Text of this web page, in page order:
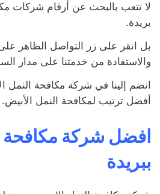
لا تتعب بالبحث عن أرقام شركات
بريدة.
بل انقر على زر التواصل الظاهر
والاستفادة من خدمتنا على مدار
انضم إلينا في شركة مكافحة النمل
أفضل ترتيب لمكافحة النمل الأبيض.
افضل شركة مكافحة
ببريدة